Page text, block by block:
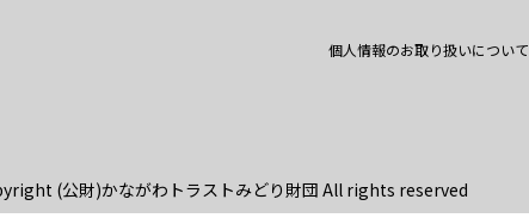
個人情報のお取り扱いについて
(公財)かながわトラストみどり財団 All rights reserved